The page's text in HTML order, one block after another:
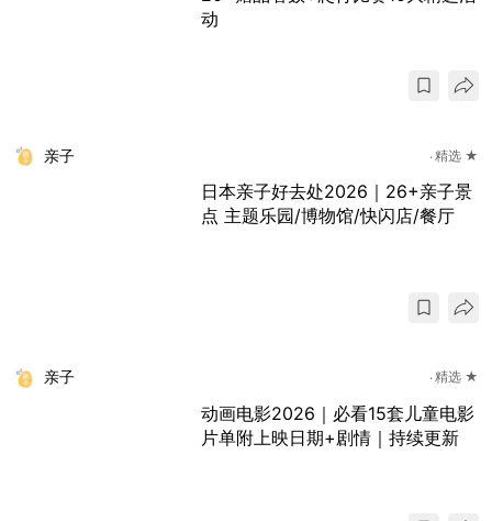
动
亲子 精选 ★
日本亲子好去处2026｜26+亲子景
点 主题乐园/博物馆/快闪店/餐厅
亲子 精选 ★
动画电影2026｜必看15套儿童电影
片单附上映日期+剧情｜持续更新